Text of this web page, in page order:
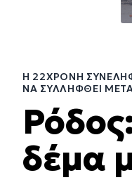
Η 22ΧΡΟΝΗ
ΝΑ ΣΥΛΛΗΦΘΕΊ
δέμα